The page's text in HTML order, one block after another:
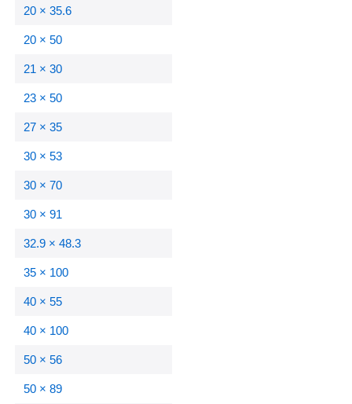
20 × 35.6
20 × 50
21 × 30
23 × 50
27 × 35
30 × 53
30 × 70
30 × 91
32.9 × 48.3
35 × 100
40 × 55
40 × 100
50 × 56
50 × 89